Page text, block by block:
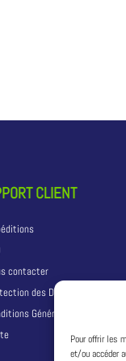
Pour offrir les
et/ou accéder
CLIENT
contacter
des Données
Générales de